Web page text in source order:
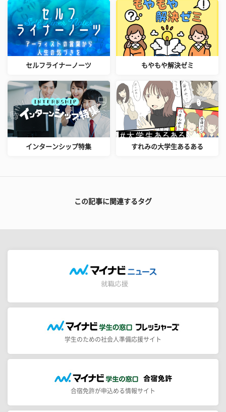
セルフライナーノーツ もやもや解決ゼミ
インターンシップ特集 すれみの大学生あるある
この記事に関連するタグ
学生のための社会人準備応援サイト
合宿免許が申込める情報サイト